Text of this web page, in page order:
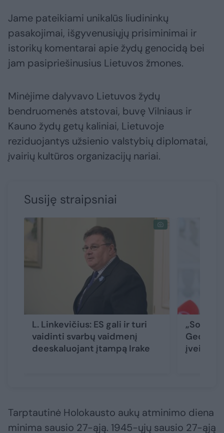
Jame pateikiami unikalūs liudininkų
pasakojimai, išgyvenusiųjų prisiminimai ir
istorikų komentarai apie žydų genocidą bei
jam pasipriešinusius Lietuvos žmones.
Minėjime dalyvavo Lietuvos žydų
bendruomenės atstovai, buvę Vilniaus ir
Kauno žydų getų kaliniai, Lietuvoje
reziduojantys užsienio valstybių diplomatai,
įvairių kultūros organizacijų nariai.
Susiję straipsniai
L. Linkevičius: ES gali ir turi
vaidinti svarbų vaidmenį
deeskaluojant įtampą Irake
įveikti 5
Tarptautinė Holokausto aukų atminimo diena
minima sausio 27-ąją. 1945-ųjų sausio 27-ąją